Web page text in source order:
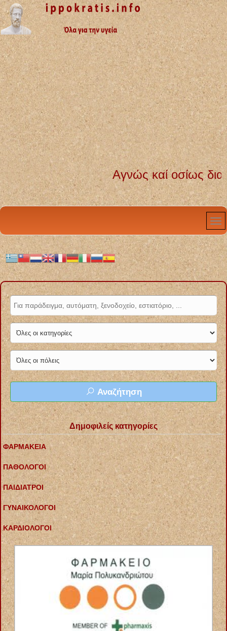
Αγνώς καί οσίως
Αναζήτηση
Δημοφιλείς κατηγορίες
ΦΑΡΜΑΚΕΙΑ
ΠΑΘΟΛΟΓΟΙ
ΠΑΙΔΙΑΤΡΟΙ
ΓΥΝΑΙΚΟΛΟΓΟΙ
ΚΑΡΔΙΟΛΟΓΟΙ